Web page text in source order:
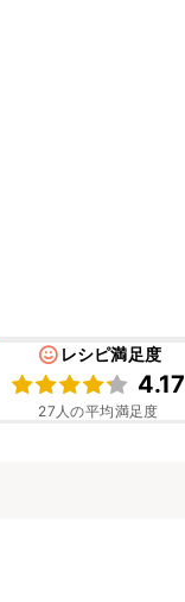
レシピ満足度
4.17
27 人の平均満足度